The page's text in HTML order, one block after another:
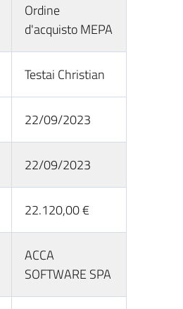
Ordine
d'acquisto MEPA
Testai Christian
22/09/2023
22/09/2023
22.120,00 €
ACCA
SOFTWARE SPA